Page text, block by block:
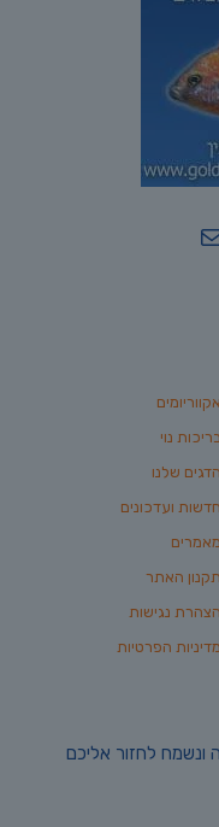
אקווריומים
בריכות נוי
הדגים שלנו
חדשות ועדכונים
מאמרים
תקנון האתר
הצהרת נגישות
מדיניות הפרטיות
ונשמח לחזור אליכם